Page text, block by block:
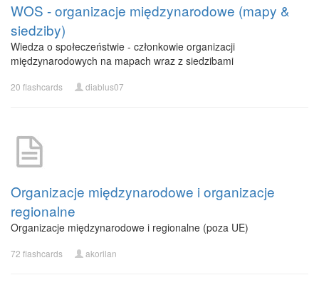
WOS - organizacje międzynarodowe (mapy &
siedziby)
Wiedza o społeczeństwie - członkowie organizacji
międzynarodowych na mapach wraz z siedzibami
20 flashcards diablus07
Organizacje międzynarodowe i organizacje
regionalne
Organizacje międzynarodowe i regionalne (poza UE)
72 flashcards akorilan